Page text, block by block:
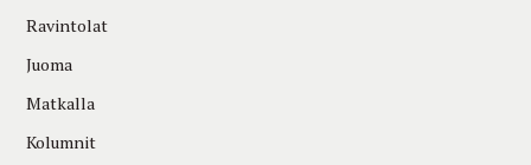
Ravintolat
Juoma
Matkalla
Kolumnit